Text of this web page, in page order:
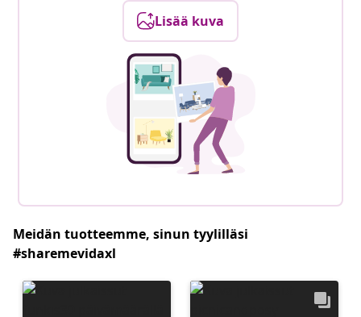
Lisää kuva
Meidän tuotteemme, sinun tyylilläsi
#sharemevidaxl